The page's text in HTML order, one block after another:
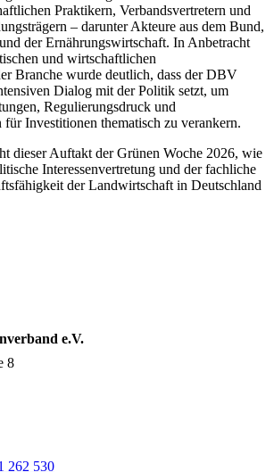
Praktikern, Verbandsvertretern und
– darunter Akteure aus dem Bund,
der Ernährungswirtschaft. In Anbetracht
und wirtschaftlichen
Branche wurde deutlich, dass der DBV
Dialog mit der Politik setzt, um
Regulierungsdruck und
für Investitionen thematisch zu verankern.
dieser Auftakt der Grünen Woche 2026, wie
Interessenvertretung und der fachliche
der Landwirtschaft in Deutschland
e.V.
8
262 530